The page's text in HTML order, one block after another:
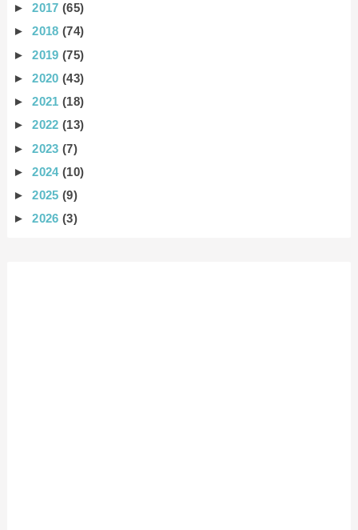
►2017(65)
►2018(74)
►2019(75)
►2020(43)
►2021(18)
►2022(13)
►2023(7)
►2024(10)
►2025(9)
►2026(3)